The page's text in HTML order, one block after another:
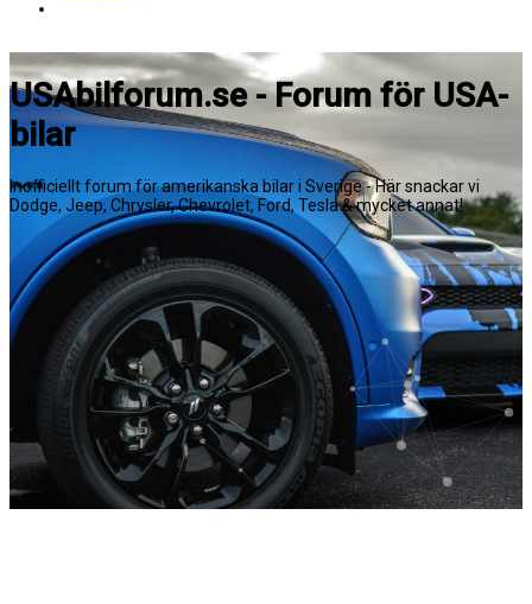
USAbilforum.se - Forum för USA-
bilar
Inofficiellt forum för amerikanska bilar i Sverige - Här snackar vi
Dodge, Jeep, Chrysler, Chevrolet, Ford, Tesla & mycket annat!